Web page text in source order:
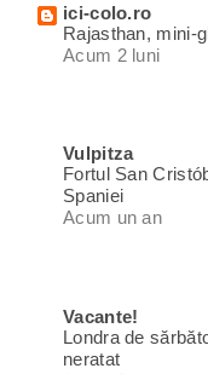
ici-colo.ro
Rajasthan, mini-
Acum 2 luni
Vulpitza
Fortul San
Spaniei
Acum un an
Vacante!
Londra de
neratat